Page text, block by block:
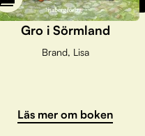
Gro i Sörmland
Brand, Lisa
Läs mer om boken